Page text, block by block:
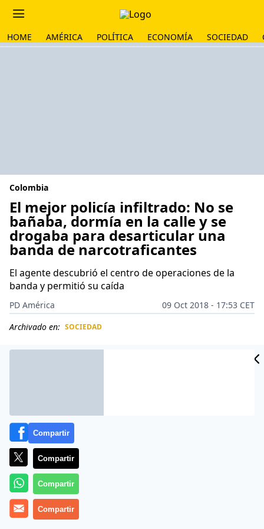
HOME AMÉRICA POLÍTICA ECONOMÍA SOCIEDAD
Colombia
El mejor policía infiltrado: No se
bañaba, dormía en la calle y se
drogaba para desarticular una
banda de narcotraficantes
El agente descubrió el centro de operaciones de la
banda y permitió su caída
PD América
09 Oct 2018 - 17:53 CET
Archivado en: SOCIEDAD
Uno de los mejores ejemplos de la vocación policial
Compartir
Compartir
Compartir
Compartir